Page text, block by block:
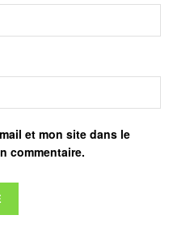
et mon site dans le
commentaire.